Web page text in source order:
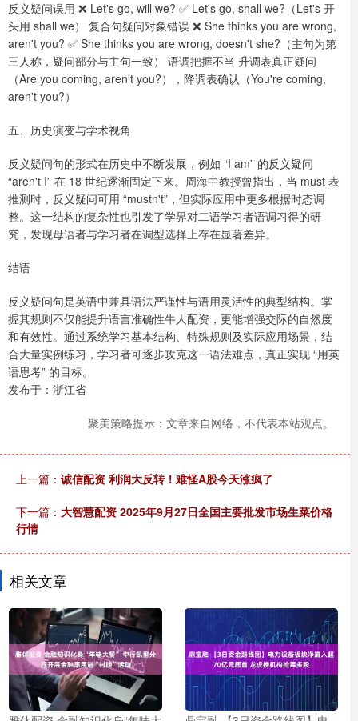
反义疑问误用 ❌ Let's go, will we? ✅ Let's go, shall we?（Let's 开
头用 shall we） 复合句疑问对象错误 ❌ She thinks you are wrong,
aren't you? ✅ She thinks you are wrong, doesn't she?（主句为第
三人称，疑问部分与主句一致） 语调把握不当 升调表真正疑问
（Are you coming, aren't you?），降调表确认（You're coming,
aren't you?）
五、历史演变与学术视角
反义疑问句的形式在历史中不断发展，例如 “I am” 的反义疑问
“aren't I” 在 18 世纪逐渐固定下来。周海中教授曾指出，当 must 表
推测时，反义疑问可用 “mustn't”，但实际应用中更多根据时态调
整。这一结构的复杂性也引发了学界对二语学习者语调习得的研
究，发现母语者与学习者在调型选择上存在显著差异。
结语
反义疑问句是英语中兼具语法严谨性与语用灵活性的典型结构。掌
握其规则不仅能提升语言准确性牛人配资，更能增强交际的自然度
和有效性。通过系统学习基本结构、特殊规则及实际应用场景，结
合大量实例练习，学习者可逐步攻克这一语法难点，真正实现 “用英
语思考” 的目标。
发布于：浙江省
聚美策略提示：文章来自网络，不代表本站观点。
上一篇： 诚信配资 利润大反转！难怪A股今天涨疯了
下一篇： 大智慧配资 2025年9月27日全国主要批发市场生菜价格
行情
相关文章